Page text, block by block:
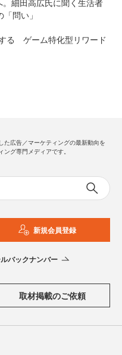
問い」
る ゲーム特化型リワード
た広告／マーケティングの最新動向を
グ専門メディアです。
新規会員登録
バックナンバー
取材掲載のご依頼